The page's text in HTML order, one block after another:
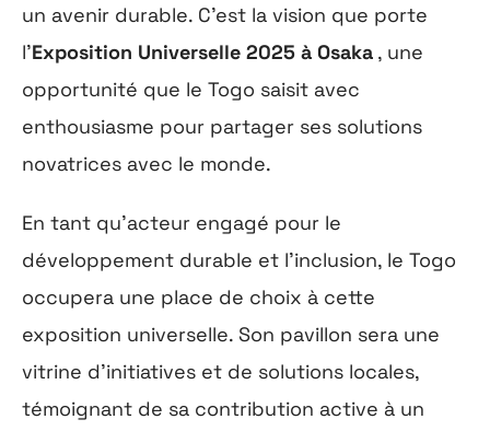
un avenir durable. C’est la vision que porte
l’Exposition Universelle 2025 à Osaka , une
opportunité que le Togo saisit avec
enthousiasme pour partager ses solutions
novatrices avec le monde.
En tant qu’acteur engagé pour le
développement durable et l’inclusion, le Togo
occupera une place de choix à cette
exposition universelle. Son pavillon sera une
vitrine d’initiatives et de solutions locales,
témoignant de sa contribution active à un